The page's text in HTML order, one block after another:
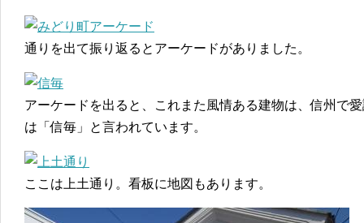
通りを出て振り返るとアーケードがありました。
アーケードを出ると、これまた風情ある建物は、信州で
は「信毎」と言われています。
ここは上土通り。看板に地図もあります。